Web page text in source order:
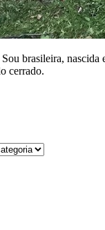
brasileira, nascida
cerrado.